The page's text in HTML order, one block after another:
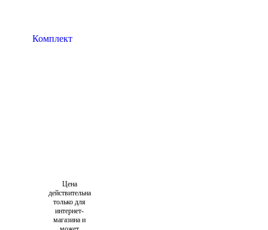
Цена
действительна
только для
интернет-
магазина и